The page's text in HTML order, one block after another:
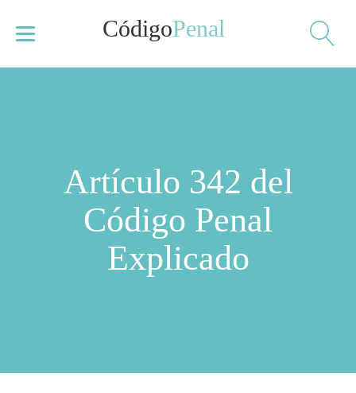
CódigoPenal
Artículo 342 del
Código Penal
Explicado